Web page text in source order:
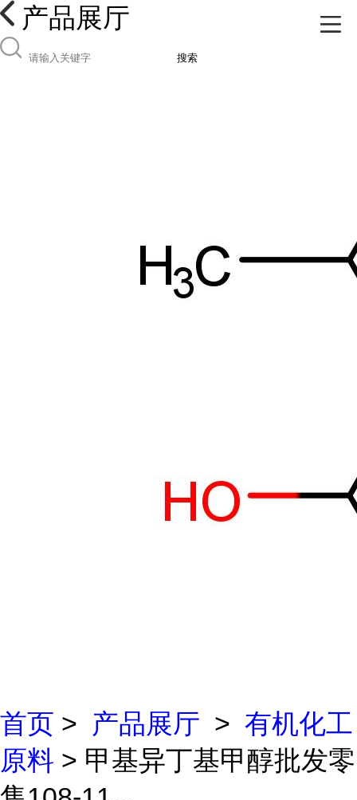
产品展厅
搜索
首页 > 产品展厅 > 有机化工
原料 > 甲基异丁基甲醇批发零